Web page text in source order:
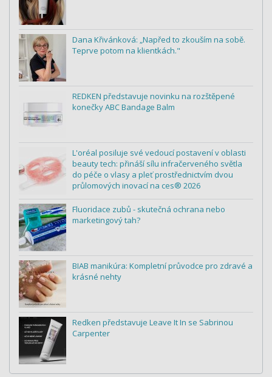
Dana Křivánková: „Napřed to zkouším na sobě.
Teprve potom na klientkách."
REDKEN představuje novinku na rozštěpené
konečky ABC Bandage Balm
L'oréal posiluje své vedoucí postavení v oblasti
beauty tech: přináší sílu infračerveného světla
do péče o vlasy a pleť prostřednictvím dvou
průlomových inovací na ces® 2026
Fluoridace zubů - skutečná ochrana nebo
marketingový tah?
BIAB manikúra: Kompletní průvodce pro zdravé a
krásné nehty
Redken představuje Leave It In se Sabrinou
Carpenter